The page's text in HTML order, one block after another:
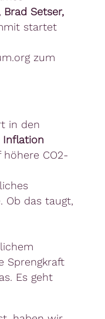
Setser,
startet
zum
in den
Inflation
CO2-
Ob das taugt,
Sprengkraft
Es geht